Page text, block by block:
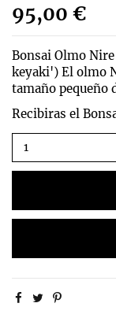
95,00 €
Bonsai Olmo
keyaki') El olmo
tamaño pequeño
Recibiras el